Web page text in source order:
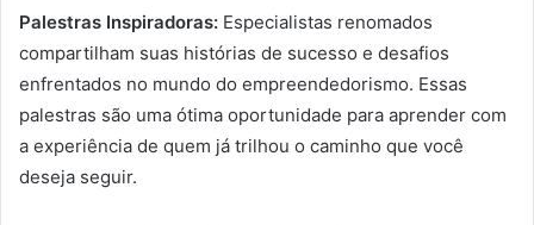
Palestras Inspiradoras: Especialistas renomados
compartilham suas histórias de sucesso e desafios
enfrentados no mundo do empreendedorismo. Essas
palestras são uma ótima oportunidade para aprender com
a experiência de quem já trilhou o caminho que você
deseja seguir.